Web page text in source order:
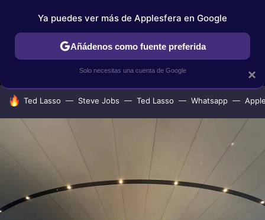
MENÚ NUEVO
TUTORIALES APPLESFERA SELECCIÓN
HOY SE HABLA DE
Ted Lasso Steve Jobs Ted Lasso Whatsapp
×
Ya puedes ver más de Applesfera en Google
Añádenos como fuente preferida
Solo necesitas una cuenta de Google